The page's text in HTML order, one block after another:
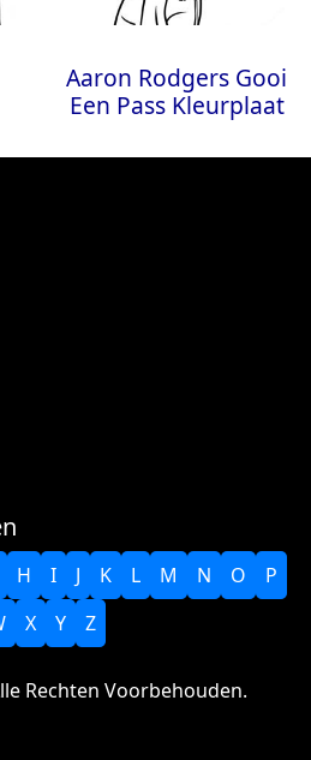
Aaron Rodgers Gooi
Een Pass Kleurplaat
H I J K L M N O
P
X Y Z
Rechten Voorbehouden.